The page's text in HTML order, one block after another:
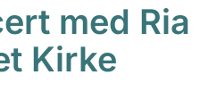
med
Kirke